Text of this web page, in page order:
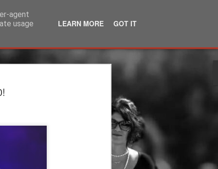
agent
usage
LEARN MORE GOT IT
| θέατρο
Ιωάννου
Υπογείου: Στέργιος Ιωάννου